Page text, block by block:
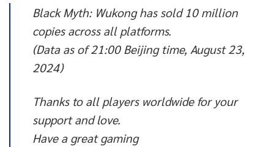
Black Myth: Wukong has sold 10 million
copies across all platforms.
(Data as of 21:00 Beijing time, August 23,
2024)
Thanks to all players worldwide for your
support and love.
Have a great gaming